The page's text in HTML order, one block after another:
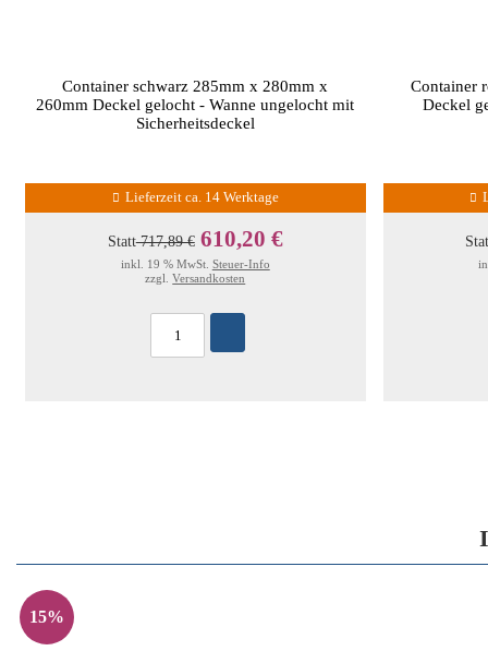
Container schwarz 285mm x 280mm x
260mm Deckel gelocht - Wanne ungelocht mit
Sicherheitsdeckel
Lieferzeit ca. 14 Werktage
Statt717,89 € 610,20 €
inkl. 19 % MwSt. Steuer-Info
zzgl.Versandkosten
Container
Deckel
15%